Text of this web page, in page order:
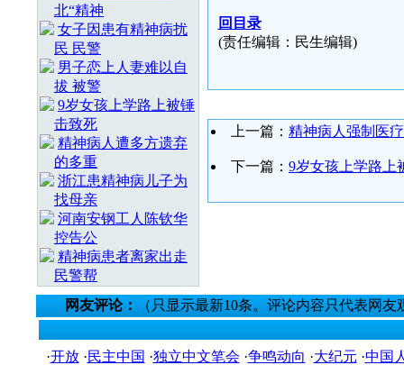
北“精神
女子因患有精神病扰
民 民警
男子恋上人妻难以自
拔 被警
9岁女孩上学路上被锤
击致死
精神病人遭多方遗弃
的多重
浙江患精神病儿子为
找母亲
河南安钢工人陈钦华
控告公
精神病患者离家出走
民警帮
回目录
(责任编辑：民生编辑)
上一篇： 精神病人强制医
下一篇： 9岁女孩上学路上
网友评论： （只显示最新10条。评论内容只代表网
·开放·民主中国 ·独立中文笔会 ·争鸣动向 ·大纪元 ·中国